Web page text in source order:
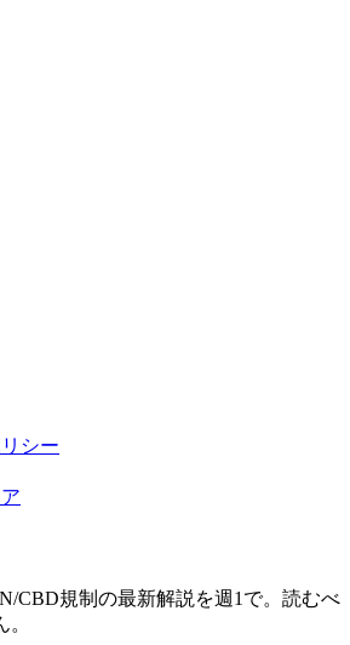
シー
CBD規制の最新解説を週1で。読むべ